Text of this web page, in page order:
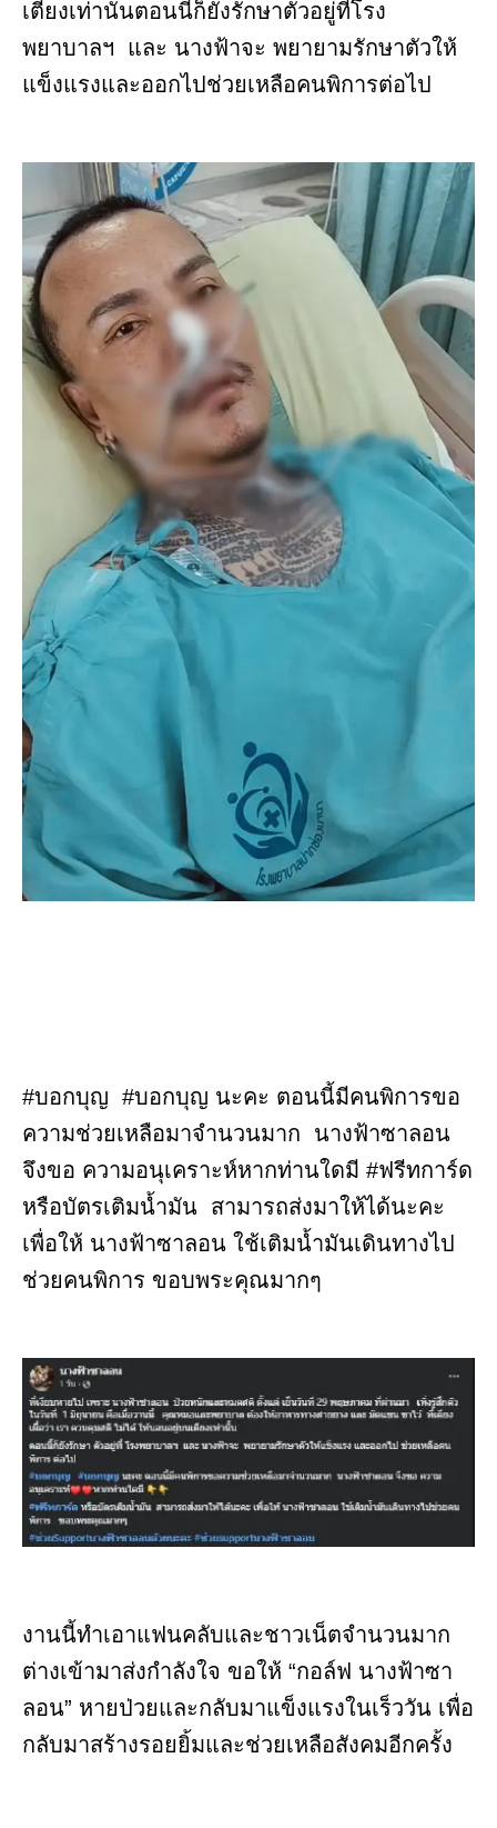
เตียงเท่านั้นตอนนี้ก็ยังรักษาตัวอยู่ที่โรง
พยาบาลฯ และ นางฟ้าจะ พยายามรักษาตัวให้
แข็งแรงและออกไปช่วยเหลือคนพิการต่อไป
#บอกบุญ #บอกบุญ นะคะ ตอนนี้มีคนพิการขอ
ความช่วยเหลือมาจำนวนมาก นางฟ้าซาลอน
จึงขอ ความอนุเคราะห์หากท่านใดมี #ฟรีทการ์ด
หรือบัตรเติมน้ำมัน สามารถส่งมาให้ได้นะคะ
เพื่อให้ นางฟ้าซาลอน ใช้เติมน้ำมันเดินทางไป
ช่วยคนพิการ ขอบพระคุณมากๆ
งานนี้ทำเอาแฟนคลับและชาวเน็ตจำนวนมาก
ต่างเข้ามาส่งกำลังใจ ขอให้ “กอล์ฟ นางฟ้าซา
ลอน” หายป่วยและกลับมาแข็งแรงในเร็ววัน เพื่อ
กลับมาสร้างรอยยิ้มและช่วยเหลือสังคมอีกครั้ง